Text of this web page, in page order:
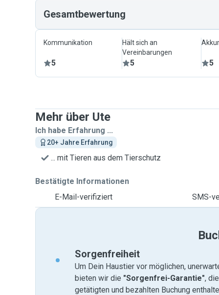
Gesamtbewertung
Kommunikation
5
Hält sich an
Vereinbarungen
5 5
Mehr über Ute
Ich habe Erfahrung ...
20+ Jahre Erfahrung
... mit Tieren aus dem Tierschutz
Bestätigte Informationen
E-Mail-verifiziert
SMS-
Sorgenfreiheit
Um Dein Haustier vor möglichen,
bieten wir die "Sorgenfrei-Garantie",
getätigten und bezahlten Buchung